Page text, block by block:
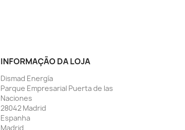
INFORMAÇÃO DA LOJA
Dismad Energía
Parque Empresarial Puerta de las
Naciones
28042 Madrid
Espanha
Madrid